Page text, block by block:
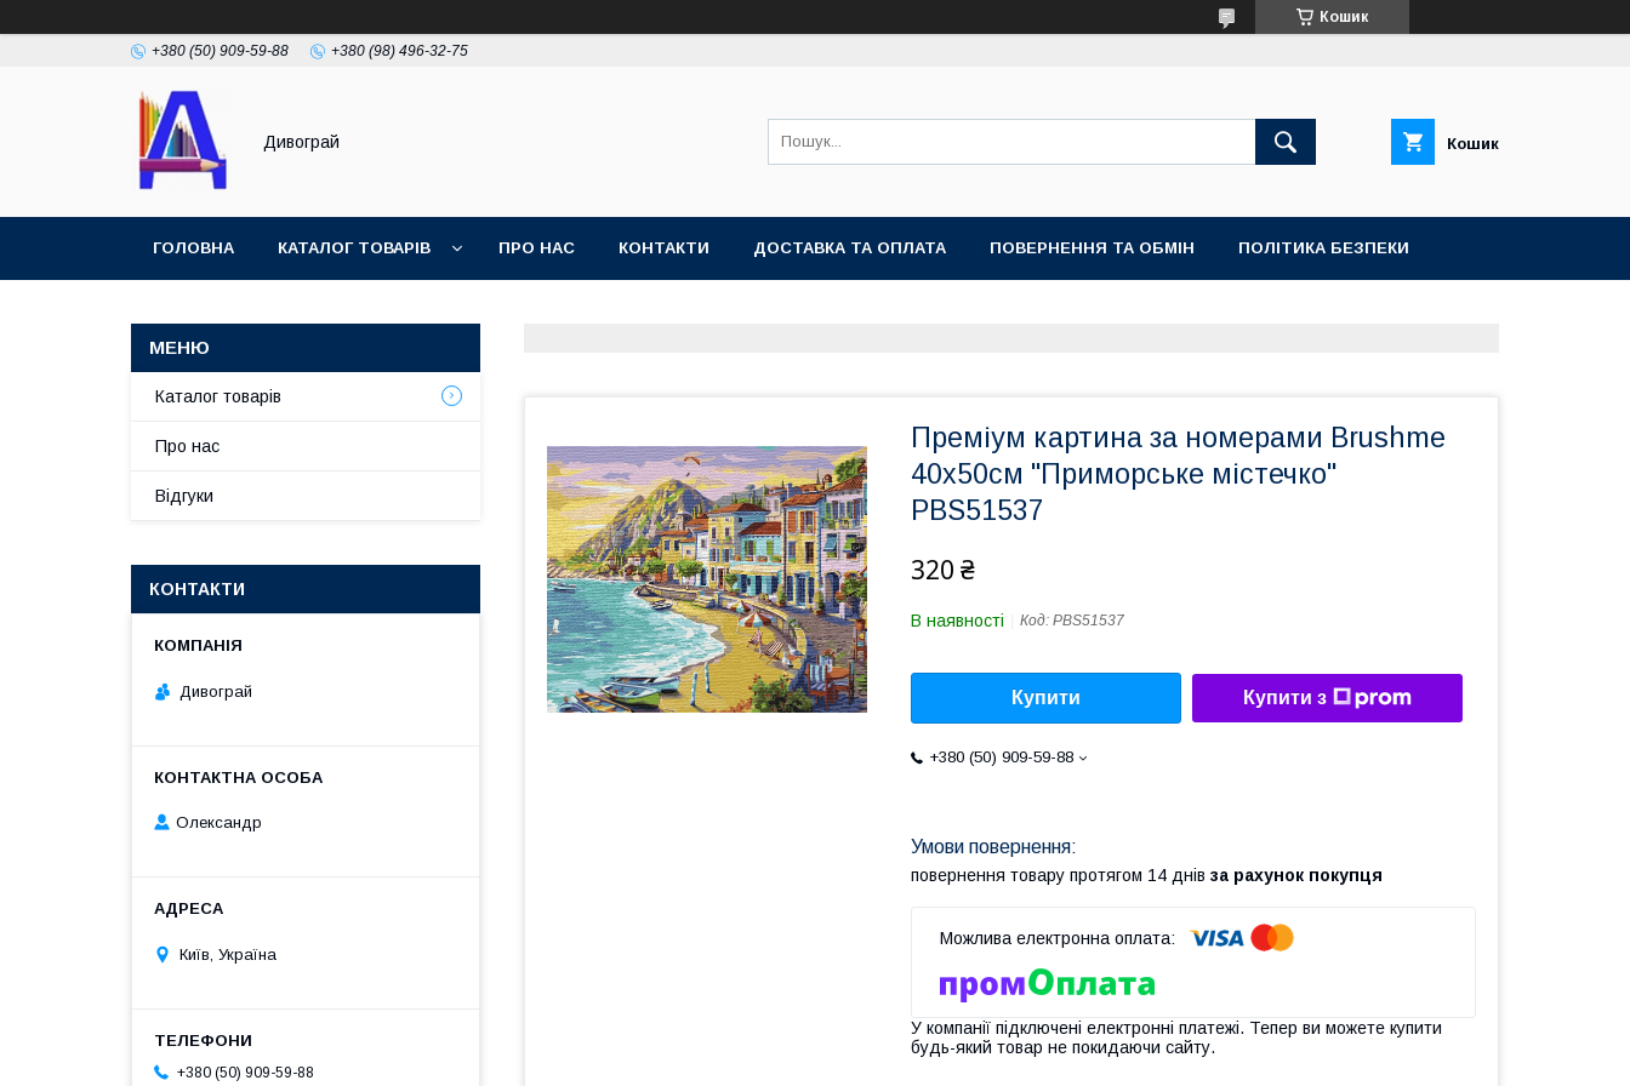
Кошик
+380 (50) 909-59-88 +380 (98) 496-32-75
Дивограй Кошик
ГОЛОВНА КАТАЛОГ ТОВАРІВ ПРО НАС КОНТАКТИ ДОСТАВКА ТА ОПЛАТА ПОВЕРНЕННЯ ТА ОБМІН ПОЛІТИКА БЕЗПЕКИ
Преміум картина за номерами Brushme
40x50см "Приморське містечко"
PBS51537
320 ₴
В наявності Код: PBS51537
Купити Купити з
+380 (50) 909-59-88
повернення товару протягом 14 днів за рахунок покупця
У компанії підключені електронні платежі. Тепер ви можете купити
будь-який товар не покидаючи сайту.
Каталог товарів
Про нас
Відгуки
КОНТАКТИ
Дивограй
Олександр
Київ, Україна
+380 (50) 909-59-88